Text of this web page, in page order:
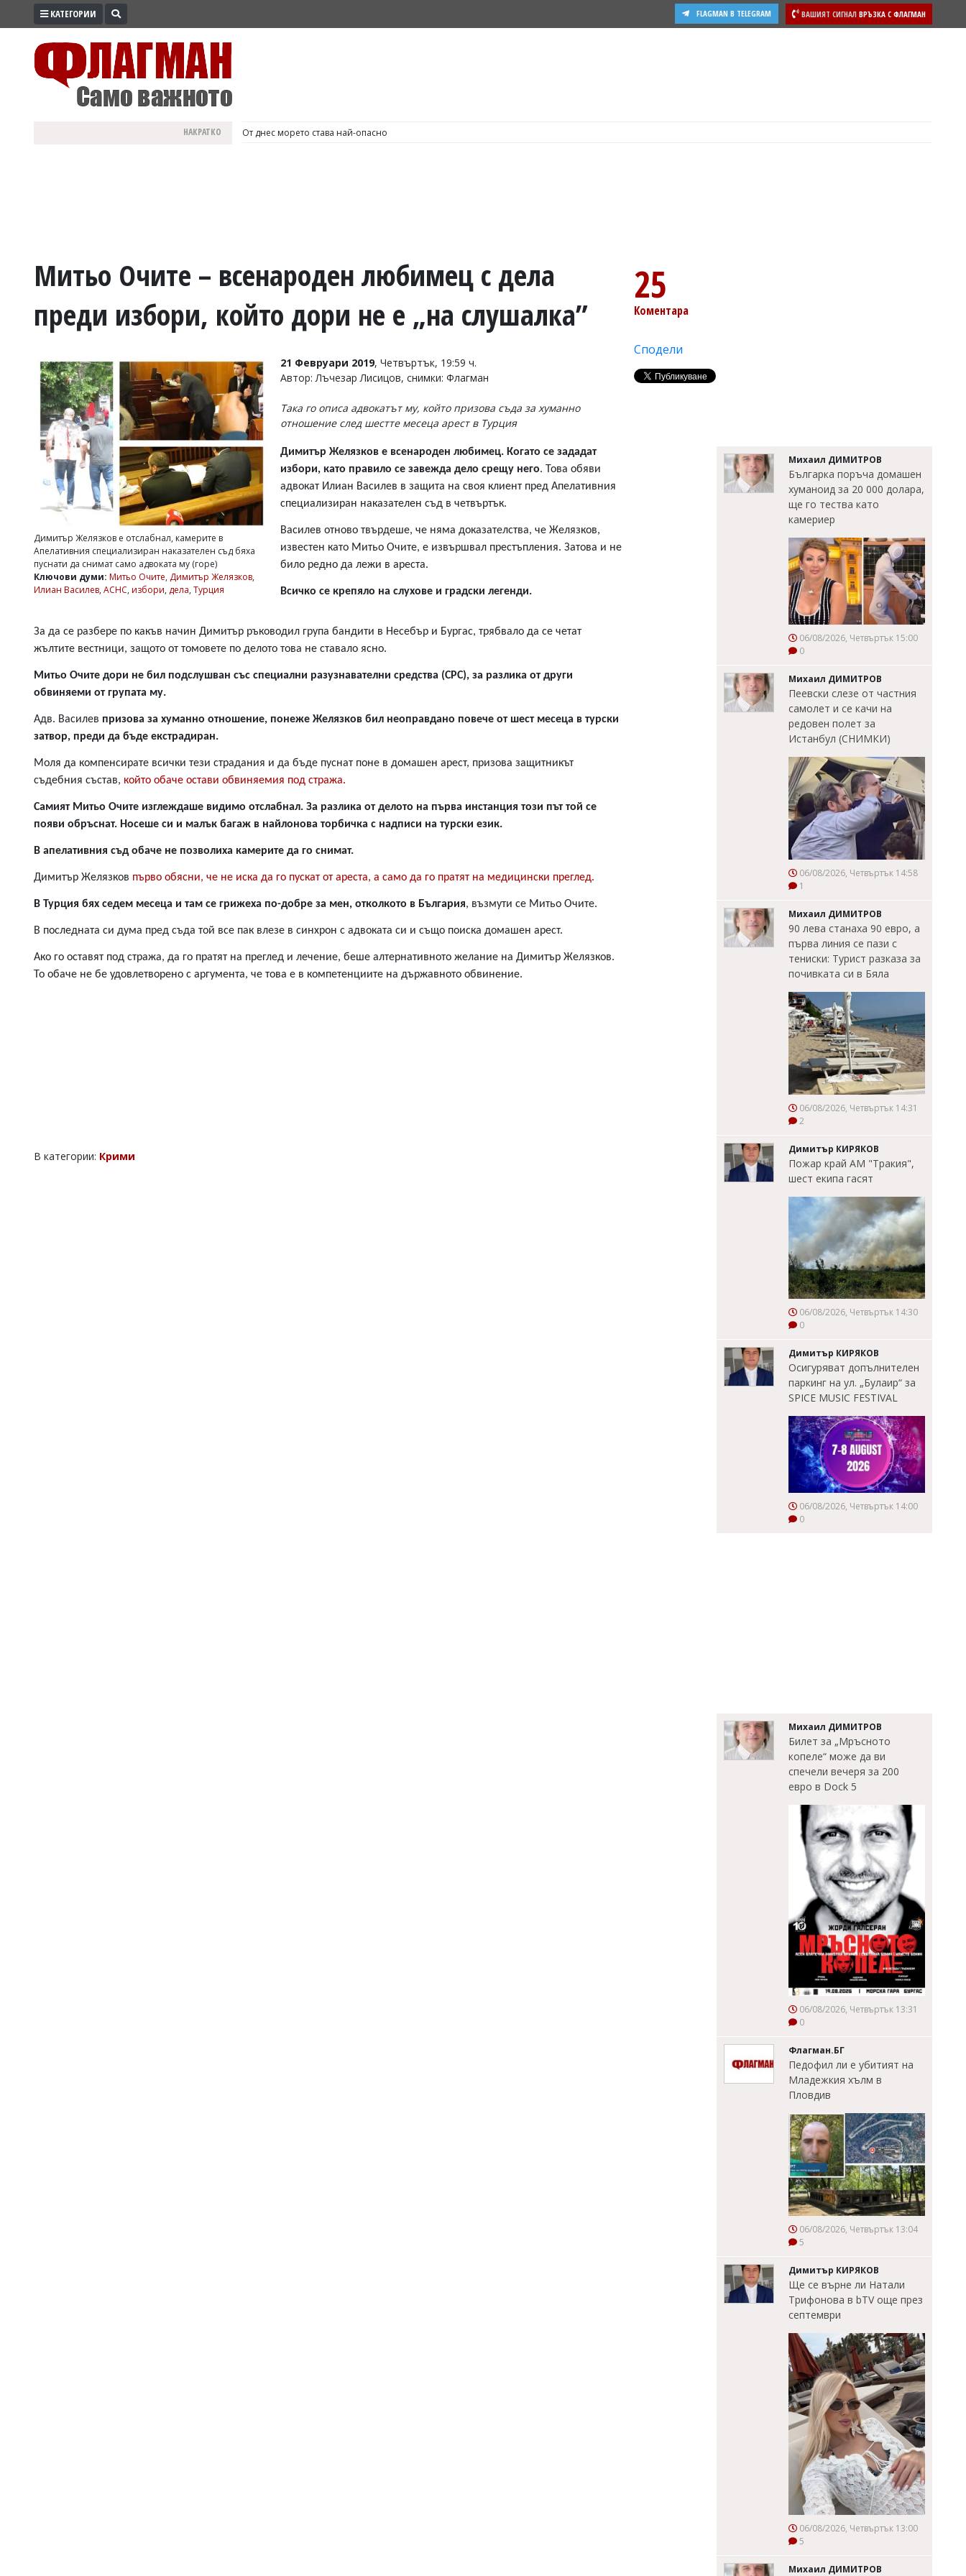
ПРОМО
ВОЙНАТА
УКРАЙНА
РАЗСЛЕДВАНЕ
Управители:
Василев,
v.vasilev@flagman.bg
k.kassabova@flagman.bg
Главен
редактор:
office@flagman.bg
статиите
читателите
редакцията
отговорност
откриете
коментар,
сигнализирайте
КАТЕГОРИИ ВАШИЯТ СИГНАЛ ВРЪЗКА С ФЛАГМАН
FLAGMAN В TELEGRAM
НАКРАТКО България е №1 в ЕС по пушене на цигари
Митьо Очите – всенароден любимец с дела
преди избори, който дори не е „на слушалка”
Димитър Желязков е отслабнал, камерите в
Апелативния специализиран наказателен съд бяха
пуснати да снимат само адвоката му (горе)
Ключови думи: Митьо Очите, Димитър Желязков,
Илиан Василев, АСНС, избори, дела, Турция
21 Февруари 2019, Четвъртък, 19:59 ч.
Автор: Лъчезар Лисицов, снимки: Флагман
Така го описа адвокатът му, който призова съда за хуманно
отношение след шестте месеца арест в Турция
Димитър Желязков е всенароден любимец. Когато се зададат
избори, като правило се завежда дело срещу него. Това обяви
адвокат Илиан Василев в защита на своя клиент пред Апелативния
специализиран наказателен съд в четвъртък.
Василев отново твърдеше, че няма доказателства, че Желязков,
известен като Митьо Очите, е извършвал престъпления. Затова и не
било редно да лежи в ареста.
Всичко се крепяло на слухове и градски легенди.
За да се разбере по какъв начин Димитър ръководил група бандити в Несебър и Бургас, трябвало да се четат
жълтите вестници, защото от томовете по делото това не ставало ясно.
Митьо Очите дори не бил подслушван със специални разузнавателни средства (СРС), за разлика от други
обвиняеми от групата му.
Адв. Василев призова за хуманно отношение, понеже Желязков бил неоправдано повече от шест месеца в турски
затвор, преди да бъде екстрадиран.
Моля да компенсирате всички тези страдания и да бъде пуснат поне в домашен арест, призова защитникът
съдебния състав, който обаче остави обвиняемия под стража.
Самият Митьо Очите изглеждаше видимо отслабнал. За разлика от делото на първа инстанция този път той се
появи обръснат. Носеше си и малък багаж в найлонова торбичка с надписи на турски език.
В апелативния съд обаче не позволиха камерите да го снимат.
Димитър Желязков първо обясни, че не иска да го пускат от ареста, а само да го пратят на медицински преглед.
В Турция бях седем месеца и там се грижеха по-добре за мен, отколкото в България, възмути се Митьо Очите.
В последната си дума пред съда той все пак влезе в синхрон с адвоката си и също поиска домашен арест.
Ако го оставят под стража, да го пратят на преглед и лечение, беше алтернативното желание на Димитър Желязков.
То обаче не бе удовлетворено с аргумента, че това е в компетенциите на държавното обвинение.
В категории: Крими
25
Коментара
Сподели
Михаил ДИМИТРОВ
Българка поръча домашен
хуманоид за 20 000 долара,
ще го тества като
камериер
06/08/2026, Четвъртък 15:00
0
Михаил ДИМИТРОВ
Пеевски слезе от частния
самолет и се качи на
редовен полет за
Истанбул (СНИМКИ)
06/08/2026, Четвъртък 14:58
1
Михаил ДИМИТРОВ
90 лева станаха 90 евро, а
първа линия се пази с
тениски: Турист разказа за
почивката си в Бяла
06/08/2026, Четвъртък 14:31
2
Димитър КИРЯКОВ
Пожар край АМ "Тракия",
шест екипа гасят
06/08/2026, Четвъртък 14:30
0
Димитър КИРЯКОВ
Осигуряват допълнителен
паркинг на ул. „Булаир“ за
SPICE MUSIC FESTIVAL
06/08/2026, Четвъртък 14:00
0
Михаил ДИМИТРОВ
Билет за „Мръсното
копеле“ може да ви
спечели вечеря за 200
евро в Dock 5
06/08/2026, Четвъртък 13:31
0
Флагман.БГ
Педофил ли е убитият на
Младежкия хълм в
Пловдив
06/08/2026, Четвъртък 13:04
5
Димитър КИРЯКОВ
Ще се върне ли Натали
Трифонова в bTV още през
септември
06/08/2026, Четвъртък 13:00
5
Михаил ДИМИТРОВ